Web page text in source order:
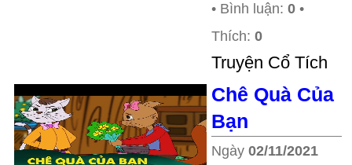
• Bình luận: 0 •
Thích: 0
Truyện Cổ Tích
Chê Quà Của
Bạn
Ngày 02/11/2021